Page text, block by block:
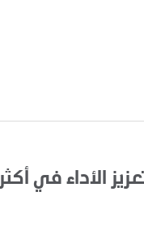
الأداء في أكثر